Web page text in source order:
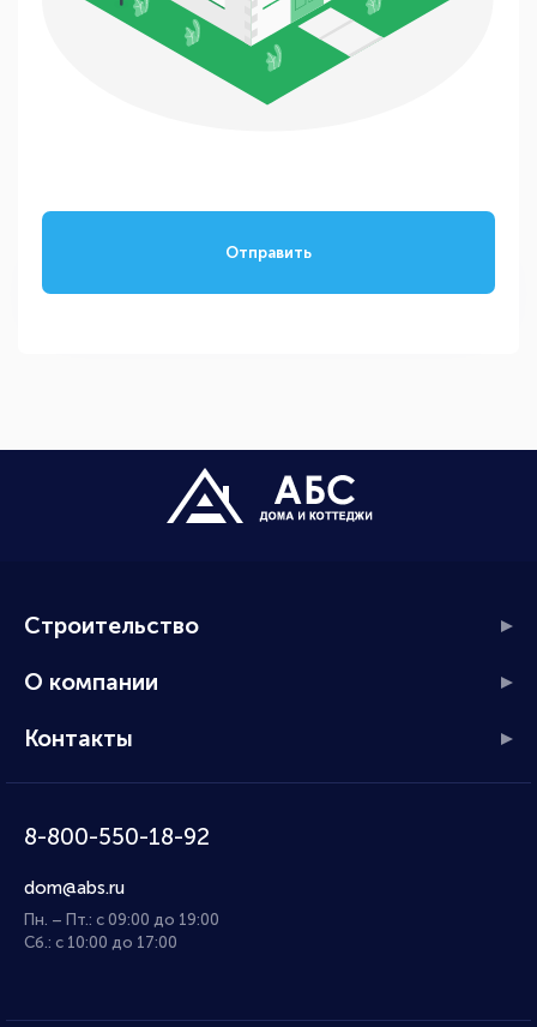
Отправить
Строительство
О компании
Контакты
8-800-550-18-92
dom@abs.ru
Пн. – Пт.: с 09:00 до 19:00
Сб.: с 10:00 до 17:00